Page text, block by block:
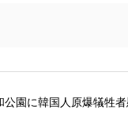
公園に韓国人原爆犠牲